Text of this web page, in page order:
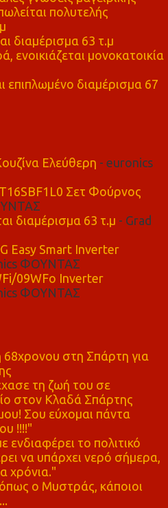
πολυτελής
διαμέρισμα 63 τ.μ
ενοικιάζεται μονοκατοικία
επιπλωμένο διαμέρισμα 67
Ελεύθερη - euronics
Σετ Φούρνος
διαμέρισμα 63 τ.μ - Grad
Easy Smart Inverter
ΦΟΥΝΤΑΣ
09WFo Inverter
ΦΟΥΝΤΑΣ
στη Σπάρτη για
τη ζωή του σε
στον Κλαδά Σπάρτης
Σου εύχομαι πάντα
!!!!"
το πολιτικό
να υπάρχει νερό σήμερα,
χρόνια."
ο Μυστράς, κάποιοι